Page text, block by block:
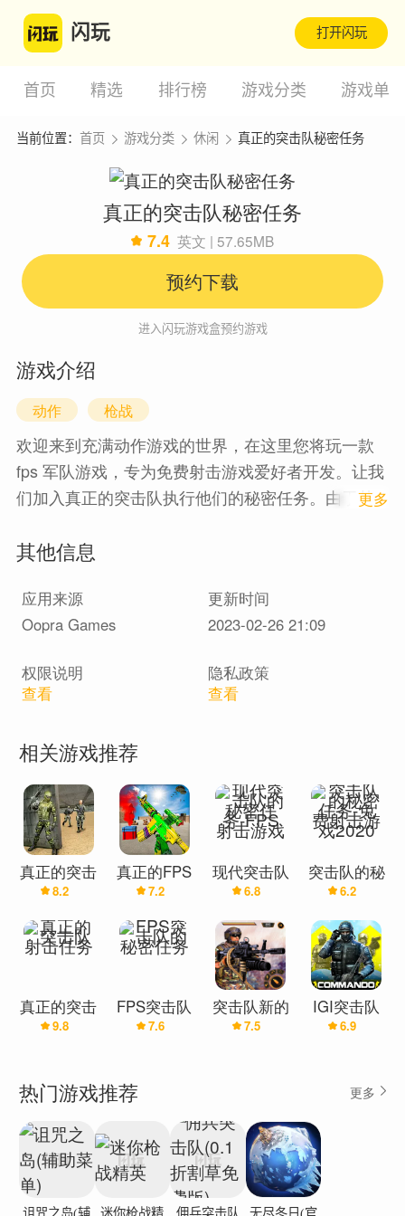
闪玩 打开闪玩
首页 精选 排行榜 游戏分类 游戏单
当前位置： 首页 游戏分类 休闲 真正的突击队秘密任务
真正的突击队秘密任务
7.4 英文 | 57.65MB
预约下载
进入闪玩游戏盒预约游戏
游戏介绍
动作 枪战
欢迎来到充满动作游戏的世界，在这里您将玩一款
fps 军队游戏，专为免费射击游戏爱好者开发。让我
们加入真正的突击队执行他们的秘密任务。由于其
的生活带来无限乐趣。 Fps 突击队射击游戏：离线
一。在这场 FPS 突击队战斗中，扮演反恐角色并与
突击队射手一起清理战场。作为前线秘密突击队游
敌人。您可以使用高狙击手、步枪和霰弹枪在离线
动作游戏中找到并杀死恐怖分子。在此离线游戏中
最受欢迎的突击队射击游戏。
1 更多
其他信息
应用来源
更新时间
Oopra Games
2023-02-26 21:09
权限说明
查看
隐私政策
查看
相关游戏推荐
真正的突击
队秘密任务
8.2
真正的FPS
突击队攻击
射击秘密任
务
7.2
现代突击队
的秘密任
务-FPS射
击游戏
6.8
突击队的秘
密任务-免
费射击游戏
2020
6.2
真正的突击
队射击任务
9.8
FPS突击队
的秘密任务
7.6
突击队新的
秘密死亡任
7.5
IGI突击队
冒险任务：
6.9
热门游戏推荐 更多
诅咒之岛(辅 迷你枪战精 佣兵突击队 无尽冬日(官